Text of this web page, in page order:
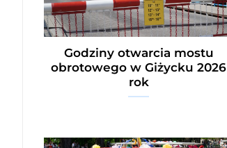
Godziny otwarcia mostu
obrotowego w Giżycku 2026
rok